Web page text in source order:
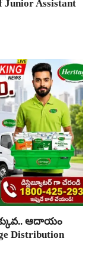
Junior Assistant
ఆదాయం
Distribution